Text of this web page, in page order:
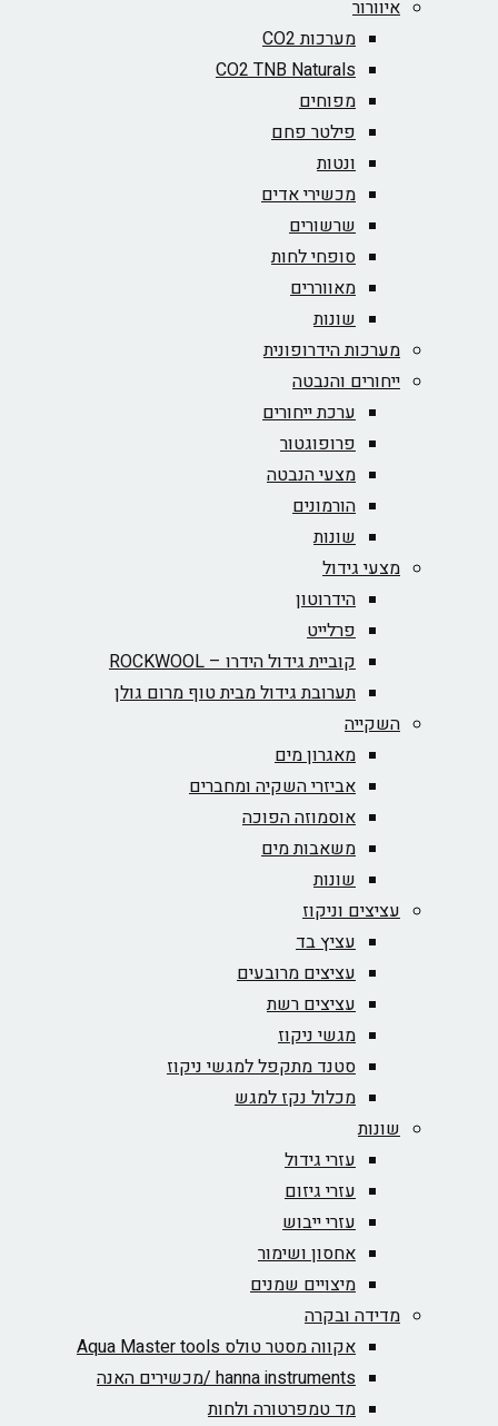
איוורור
מערכות CO2
CO2 TNB Naturals
מפוחים
פילטר פחם
ונטות
מכשירי אדים
שרשורים
סופחי לחות
מאווררים
שונות
מערכות הידרופונית
ייחורים והנבטה
ערכת ייחורים
פרופוגטור
מצעי הנבטה
הורמונים
שונות
מצעי גידול
הידרוטון
פרלייט
קוביית גידול הידרו – ROCKWOOL‏
תערובת גידול מבית טוף מרום גולן
השקייה
מאגרון מים
אביזרי השקיה ומחברים
אוסמוזה הפוכה
משאבות מים
שונות
עציצים וניקוז
עציץ בד
עציצים מרובעים
עציצים רשת
מגשי ניקוז
סטנד מתקפל למגשי ניקוז
מכלול נקז למגש
שונות
עזרי גידול
עזרי גיזום
עזרי ייבוש
אחסון ושימור
מיצויים שמנים
מדידה ובקרה
אקווה מסטר טולס Aqua Master tools
hanna instruments /מכשירים האנה
מד טמפרטורה ולחות